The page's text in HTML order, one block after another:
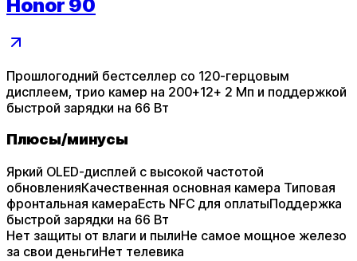
Honor 90
Прошлогодний бестселлер со 120-герцовым
дисплеем, трио камер на 200+12+ 2 Мп и поддержкой
быстрой зарядки на 66 Вт
Плюсы/минусы
Яркий OLED-дисплей с высокой частотой
обновленияКачественная основная камера Типовая
фронтальная камераЕсть NFC для оплатыПоддержка
быстрой зарядки на 66 Вт
Нет защиты от влаги и пылиНе самое мощное железо
за свои деньгиНет телевика